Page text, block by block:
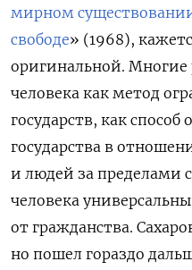
мирном
свободе» (1968),
оригинальной. Многие
человека как метод
государств, как
государства в
и людей за пределами
человека
от гражданства.
но пошел гораздо